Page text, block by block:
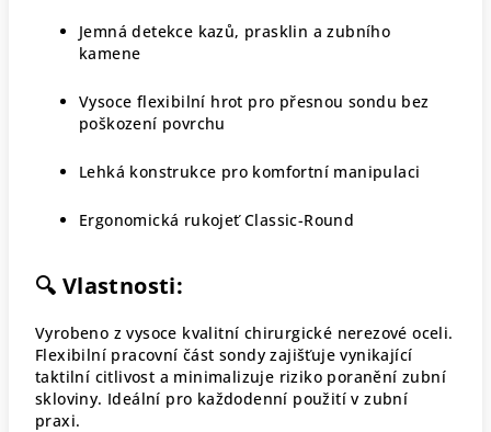
Jemná detekce kazů, prasklin a zubního
kamene
Vysoce flexibilní hrot pro přesnou sondu bez
poškození povrchu
Lehká konstrukce pro komfortní manipulaci
Ergonomická rukojeť Classic-Round
🔍 Vlastnosti:
Vyrobeno z vysoce kvalitní chirurgické nerezové oceli.
Flexibilní pracovní část sondy zajišťuje vynikající
taktilní citlivost a minimalizuje riziko poranění zubní
skloviny. Ideální pro každodenní použití v zubní
praxi.